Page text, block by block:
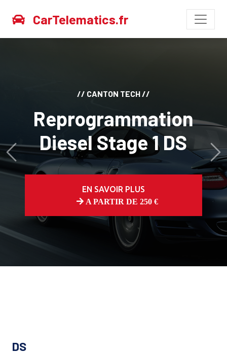
CarTelematics.fr
// CANTON TECH //
Reprogrammation
Diesel Stage 1 DS
EN SAVOIR PLUS
A PARTIR DE 250 €
Avant
DS